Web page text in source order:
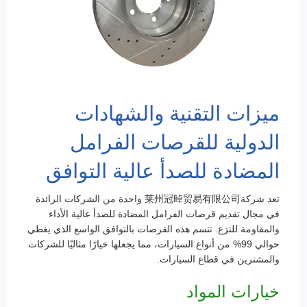
ميزات التقنية والشهادات
الدولية للقرصات الفرامل
المضادة للصدأ عالية التوافق
تعد شركة莱州冠晫贸易有限公司 واحدة من الشركات الرائدة
في مجال تقديم قرصات الفرامل المضادة للصدأ عالية الأداء
والمقاومة للنزع. تتسم هذه القرصات بالتوافق الواسع الذي يغطي
حوالي 99% من أنواع السيارات، مما يجعلها خيارًا مثاليًا للشركات
والمشترين في قطاع السيارات.
خيارات المواد